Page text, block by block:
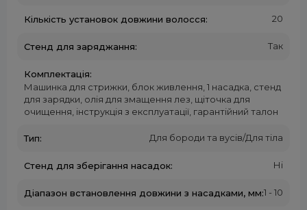
Кількість установок довжини волосся: 20
Стенд для заряджання: Так
Комплектація:
Машинка для стрижки, блок живлення, 1 насадка, стенд
для зарядки, олія для змащення лез, щіточка для
очищення, інструкція з експлуатації, гарантійний талон
Тип: Для бороди та вусів/Для тіла
Стенд для зберігання насадок: Ні
Діапазон встановлення довжини з насадками, мм:1 - 10